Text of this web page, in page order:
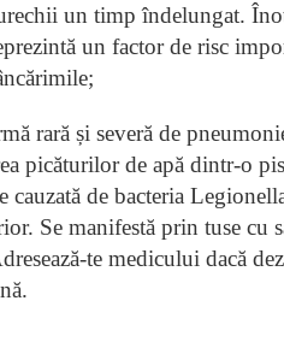
un timp îndelungat.
un factor de risc
rară și severă de
picăturilor de apă dintr-o
cauzată de bacteria
Se manifestă prin tuse cu
te medicului dacă